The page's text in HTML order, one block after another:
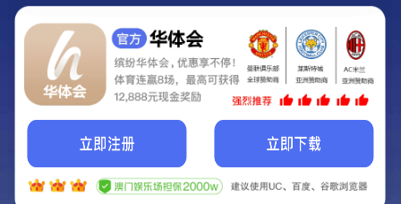
Hey Guys!
我们即将上线啦...
我们的网站正在建设.
它将是非常棒的网站.